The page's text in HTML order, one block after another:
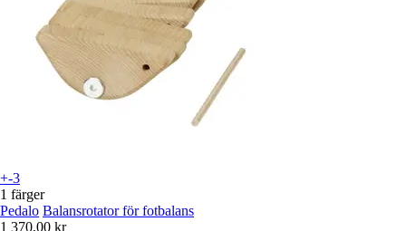
+-3
1 färger
Pedalo Balansrotator för fotbalans
1 370,00 kr